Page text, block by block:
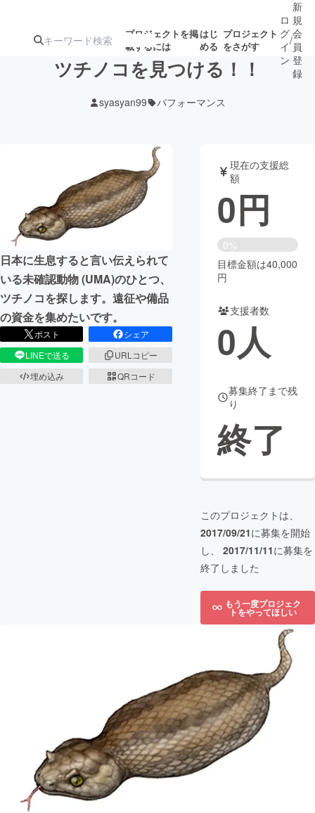
プロジェクトを掲
載するには
はじ
める
プロジェクト
をさがす
アート・写真
テクノロジー・ガジェット ゲーム・サ
映像・映画 書籍・雑誌
ビジネス・起業 チャレンジ
まちづくり・地域活性化
CAMPFIRE for Social Good
CAMPFIRE Creation
コミュニティ
ロ
グ
イ
ン
/
新
規
会
員
登
録
ツチノコを見つける！！
syasyan99 パフォーマンス
日本に生息すると言い伝えられて
いる未確認動物 (UMA)のひとつ、
ツチノコを探します。遠征や備品
の資金を集めたいです。
ポスト
シェア
LINEで送る
URLコピー
埋め込み
QRコード
現在の支援総
額
0円
0%
目標金額は40,000
円
支援者数
0人
募集終了まで残
り
終了
このプロジェクトは、
2017/09/21に募集を開始
し、 2017/11/11に募集を
終了しました
もう一度プロジェク
トをやってほしい